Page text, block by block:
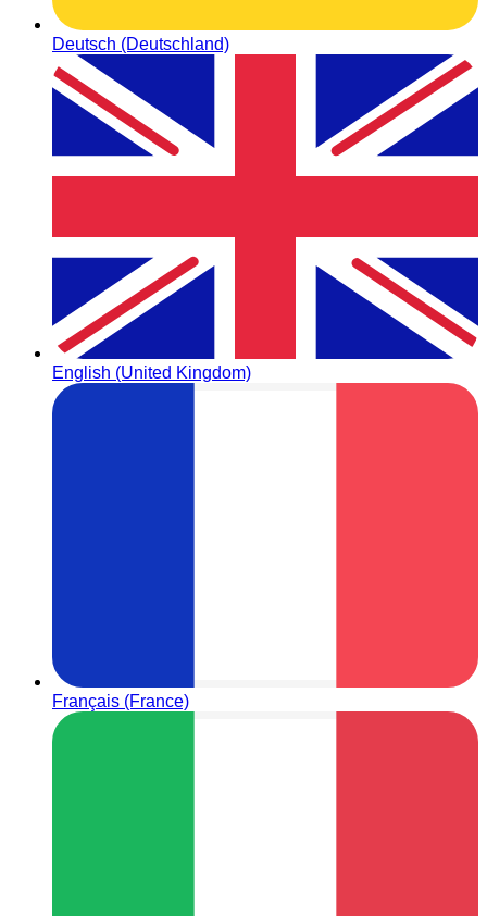
Deutsch (Deutschland)
English (United Kingdom)
Français (France)